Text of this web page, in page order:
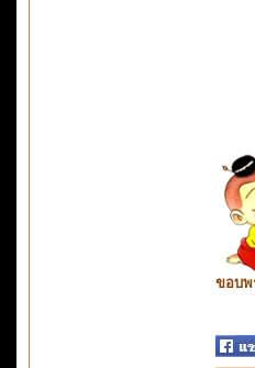
ขอบพ